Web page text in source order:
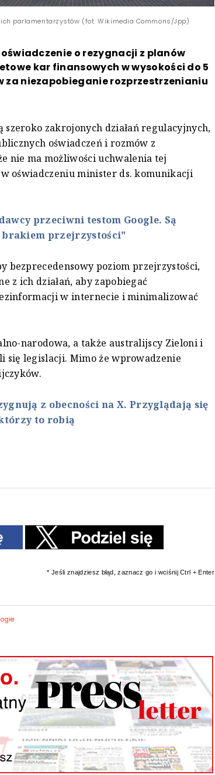
parlamentarzystów (fot. Wikimedia Commons/Jpp)
o rezygnacji z planów
kar finansowych w wysokości do 5
za niezapobieganie rozprzestrzenianiu
szeroko zakrojonych działań regulacyjnych,
oświadczeń i rozmów z
nie ma możliwości uchwalenia tej
oświadczeniu minister ds. komunikacji
przeciwni testom Google. Są
przejrzystości"
bezprecedensowy poziom przejrzystości,
z ich działań, aby zapobiegać
w internecie i minimalizować
narodowa, a także australijscy Zieloni i
się legislacji. Mimo że wprowadzenie
z obecności na X. Przyglądają się
to robią
* Jeśli znajdziesz błąd, zaznacz go i wciśnij Ctrl + Enter